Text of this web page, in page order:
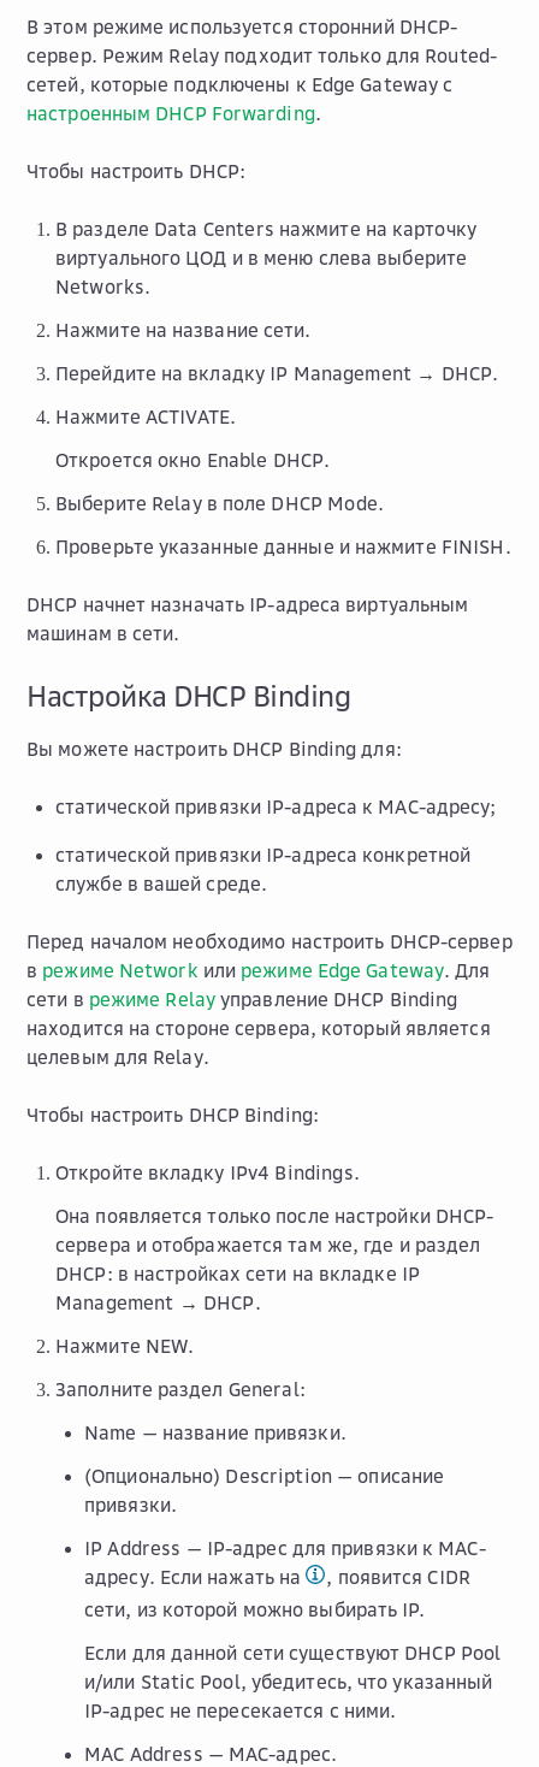
В этом режиме используется сторонний DHCP-
сервер. Режим Relay подходит только для Routed-
сетей, которые подключены к Edge Gateway с
настроенным DHCP Forwarding.
Чтобы настроить DHCP:
В разделе Data Centers нажмите на карточку
виртуального ЦОД и в меню слева выберите
Networks.
Нажмите на название сети.
Перейдите на вкладку IP Management → DHCP.
Нажмите ACTIVATE.
Откроется окно Enable DHCP.
Выберите Relayв поле DHCP Mode.
Проверьте указанные данные и нажмите FINISH .
DHCP начнет назначать IP-адреса виртуальным
машинам в сети.
Настройка DHCP Binding
Вы можете настроить DHCP Binding для:
статической привязки IP-адреса к MAC-адресу;
статической привязки IP-адреса конкретной
службе в вашей среде.
Перед началом необходимо настроить DHCP-сервер
в режиме Network или режиме Edge Gateway. Для
сети в режиме Relayуправление DHCP Binding
находится на стороне сервера, который является
целевым для Relay.
Чтобы настроить DHCP Binding:
Откройте вкладку IPv4 Bindings.
Она появляется только после настройки DHCP-
сервера и отображается там же, где и раздел
DHCP: в настройках сети на вкладке IP
Management → DHCP.
Нажмите NEW.
Заполните раздел General:
Name — название привязки.
(Опционально) Description — описание
привязки.
IP Address — IP-адрес для привязки к MAC-
адресу. Если нажать на
, появится CIDR
сети, из которой можно выбирать IP.
Если для данной сети существуют DHCP Pool
и/или Static Pool, убедитесь, что указанный
IP-адрес не пересекается с ними.
MAC Address — MAC-адрес.